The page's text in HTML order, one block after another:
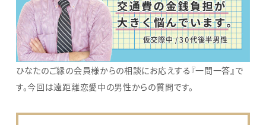
ひなたのご縁の会員様からの相談にお応えする『一問一答』で
す。今回は遠距離恋愛中の男性からの質問です。